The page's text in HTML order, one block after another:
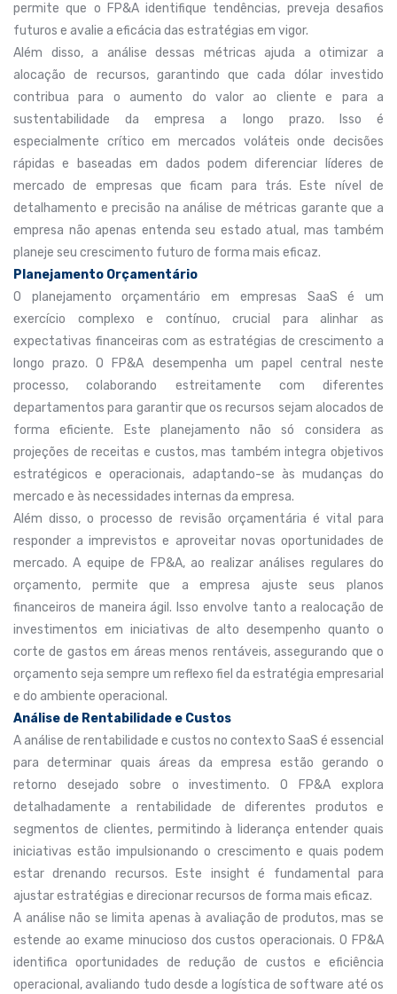
permite que o FP&A identifique tendências, preveja desafios
futuros e avalie a eficácia das estratégias em vigor.
Além disso, a análise dessas métricas ajuda a otimizar a
alocação de recursos, garantindo que cada dólar investido
contribua para o aumento do valor ao cliente e para a
sustentabilidade da empresa a longo prazo. Isso é
especialmente crítico em mercados voláteis onde decisões
rápidas e baseadas em dados podem diferenciar líderes de
mercado de empresas que ficam para trás. Este nível de
detalhamento e precisão na análise de métricas garante que a
empresa não apenas entenda seu estado atual, mas também
planeje seu crescimento futuro de forma mais eficaz.
Planejamento Orçamentário
O planejamento orçamentário em empresas SaaS é um
exercício complexo e contínuo, crucial para alinhar as
expectativas financeiras com as estratégias de crescimento a
longo prazo. O FP&A desempenha um papel central neste
processo, colaborando estreitamente com diferentes
departamentos para garantir que os recursos sejam alocados de
forma eficiente. Este planejamento não só considera as
projeções de receitas e custos, mas também integra objetivos
estratégicos e operacionais, adaptando-se às mudanças do
mercado e às necessidades internas da empresa.
Além disso, o processo de revisão orçamentária é vital para
responder a imprevistos e aproveitar novas oportunidades de
mercado. A equipe de FP&A, ao realizar análises regulares do
orçamento, permite que a empresa ajuste seus planos
financeiros de maneira ágil. Isso envolve tanto a realocação de
investimentos em iniciativas de alto desempenho quanto o
corte de gastos em áreas menos rentáveis, assegurando que o
orçamento seja sempre um reflexo fiel da estratégia empresarial
e do ambiente operacional.
Análise de Rentabilidade e Custos
A análise de rentabilidade e custos no contexto SaaS é essencial
para determinar quais áreas da empresa estão gerando o
retorno desejado sobre o investimento. O FP&A explora
detalhadamente a rentabilidade de diferentes produtos e
segmentos de clientes, permitindo à liderança entender quais
iniciativas estão impulsionando o crescimento e quais podem
estar drenando recursos. Este insight é fundamental para
ajustar estratégias e direcionar recursos de forma mais eficaz.
A análise não se limita apenas à avaliação de produtos, mas se
estende ao exame minucioso dos custos operacionais. O FP&A
identifica oportunidades de redução de custos e eficiência
operacional, avaliando tudo desde a logística de software até os